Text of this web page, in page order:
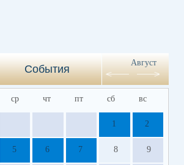
События
Август
ср чт пт сб вс
1 2
5 6 7 8 9